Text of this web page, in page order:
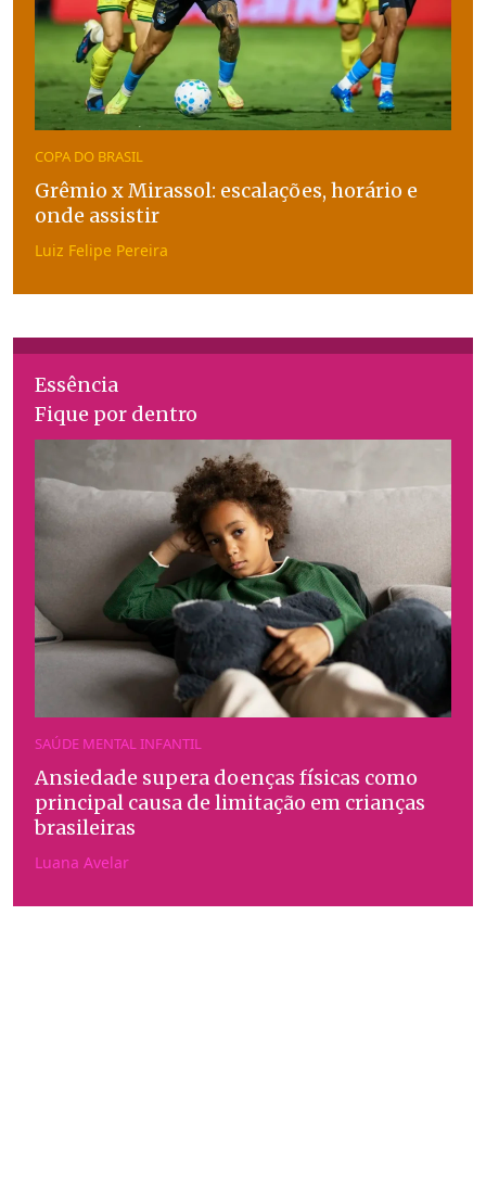
COPA DO BRASIL
Grêmio x Mirassol: escalações, horário e
onde assistir
Luiz Felipe Pereira
Essência
Fique por dentro
SAÚDE MENTAL INFANTIL
Ansiedade supera doenças físicas como
principal causa de limitação em crianças
brasileiras
Luana Avelar